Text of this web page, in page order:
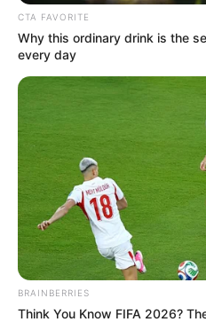
CTA FAVORITE
Why this ordinary drink is the
every day
BRAINBERRIES
Think You Know FIFA 2026?